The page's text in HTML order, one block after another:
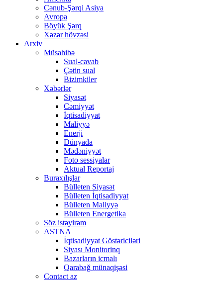
Cənub-Şərqi Asiya
Avropa
Böyük Şərq
Xəzər hövzəsi
Arxiv
Müsahibə
Sual-cavab
Çətin sual
Bizimkiler
Xəbərlər
Siyasət
Cəmiyyət
İqtisadiyyat
Maliyyə
Enerji
Dünyada
Mədəniyyət
Foto sessiyalar
Aktual Reportaj
Buraxılışlar
Bülleten Siyasət
Bülleten İqtisadiyyat
Bülleten Maliyyə
Bülleten Energetika
Söz istəyirəm
ASTNA
İqtisadiyyat Göstəriciləri
Siyası Monitorinq
Bazarların icmalı
Qarabağ münaqişəsi
Contact az